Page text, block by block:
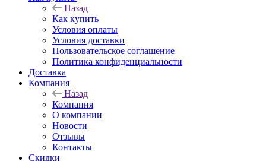
Назад
Как купить
Условия оплаты
Условия доставки
Пользовательское соглашение
Политика конфиденциальности
Доставка
Компания
Назад
Компания
О компании
Новости
Отзывы
Контакты
Скидки